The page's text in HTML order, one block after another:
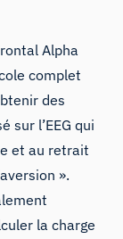
Alpha
complet
des
sur l’EEG qui
et au retrait
».
la charge